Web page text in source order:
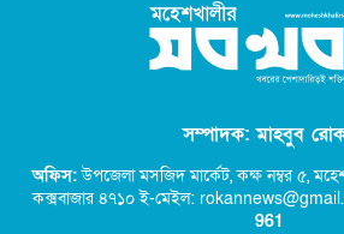
সম্পাদক: মাহবুব
অফিস:উপজেলা মসজিদ মার্কেট, কক্ষ নম্বর ৫,
কক্সবাজার ৪৭১০ ই-মেইল:
961